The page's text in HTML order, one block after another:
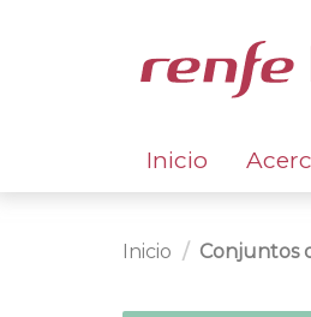
Inicio
Inicio Conjuntos